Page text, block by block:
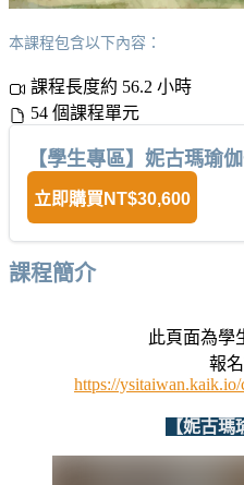
本課程包含以下內容：
課程長度約 56.2 小時
54 個課程單元
【學生專區】妮古瑪瑜
立即購買 NT$30,600
課程簡介
此頁面為學
報
https://
【妮古